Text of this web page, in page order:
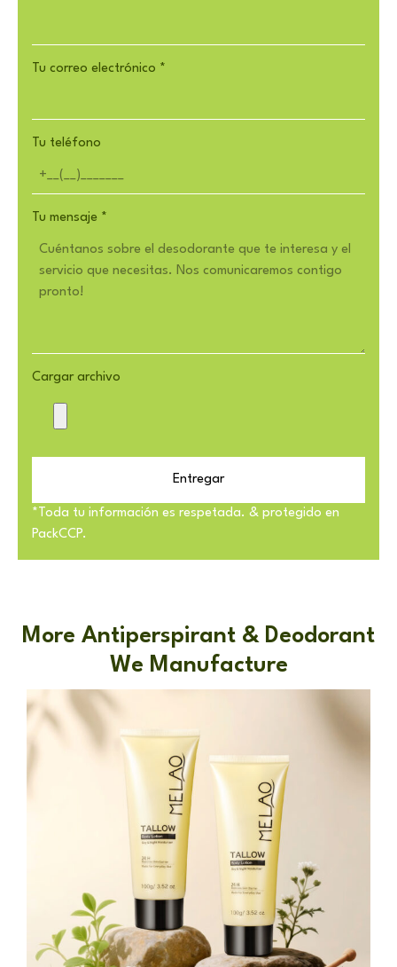
Tu correo electrónico *
Tu teléfono
Tu mensaje *
Cargar archivo
Entregar
*Toda tu información es respetada. & protegido en
PackCCP.
More Antiperspirant & Deodorant
We Manufacture